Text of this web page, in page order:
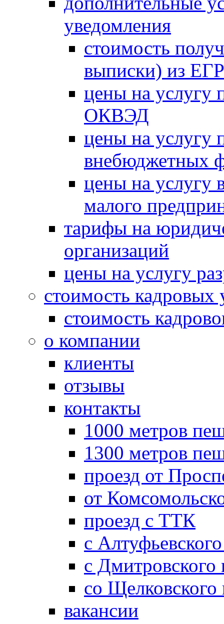
уведомления
стоимость
выписки) из
цены на услугу
ОКВЭД
цены на услугу
цены на услугу
малого
тарифы на
организаций
цены на услугу
стоимость кадровых
стоимость
о компании
клиенты
отзывы
контакты
1000 метров
1300 метров
проезд от
от
проезд с ТТК
с
с Дмитровского
со Щелковского
вакансии